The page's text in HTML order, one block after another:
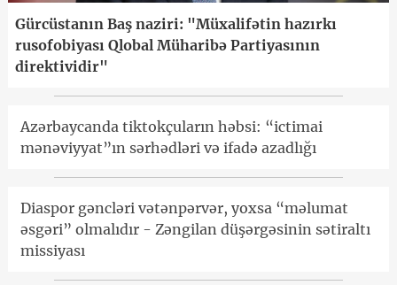
Gürcüstanın Baş naziri: "Müxalifətin hazırkı
rusofobiyası Qlobal Müharibə Partiyasının
direktividir"
Azərbaycanda tiktokçuların həbsi: “ictimai
mənəviyyat”ın sərhədləri və ifadə azadlığı
Diaspor gəncləri vətənpərvər, yoxsa “məlumat
əsgəri” olmalıdır - Zəngilan düşərgəsinin sətiraltı
missiyası